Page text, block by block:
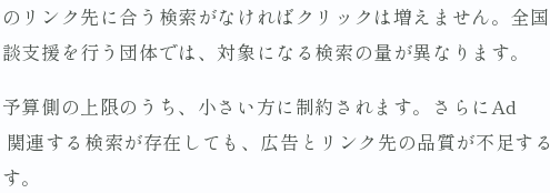
リンク先に合う検索がなければクリックは増えません。全国
支援を行う団体では、対象になる検索の量が異なります。
算側の上限のうち、小さい方に制約されます。さらにAd
連する検索が存在しても、広告とリンク先の品質が不足する
。